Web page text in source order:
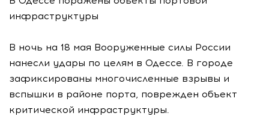
инфраструктуры
В ночь на 18 мая Вооруженные силы России
нанесли удары по целям в Одессе. В городе
зафиксированы многочисленные взрывы и
вспышки в районе порта, поврежден объект
критической инфраструктуры.